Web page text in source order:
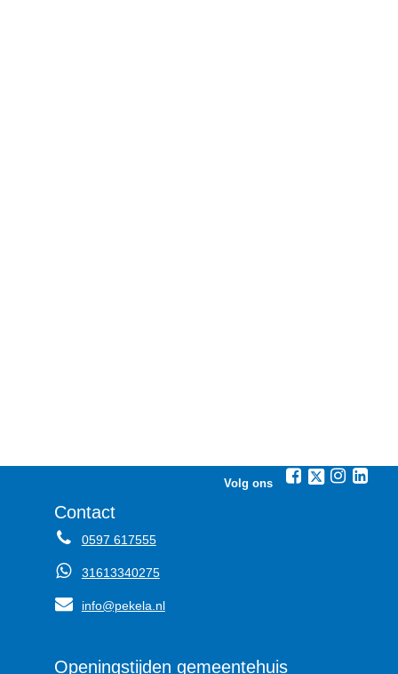
Volg ons
Contact
0597 617555
31613340275
info@pekela.nl
Openingstijden gemeentehuis